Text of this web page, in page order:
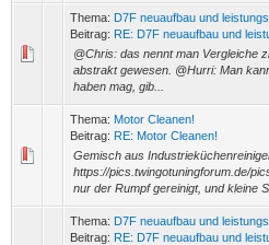
Thema: D7F neuaufbau und
Beitrag: RE: D7F neuaufbau und
@Chris: das nennt man Vergleiche
abstrakt gewesen. @Hurri: Man
haben mag, gib...
Thema: Motor Cleanen!
Beitrag: RE: Motor Cleanen!
Gemisch aus
https://pics.twingotuningforum.de/
nur der Rumpf gereinigt, und kleine
Thema: D7F neuaufbau und
Beitrag: RE: D7F neuaufbau und